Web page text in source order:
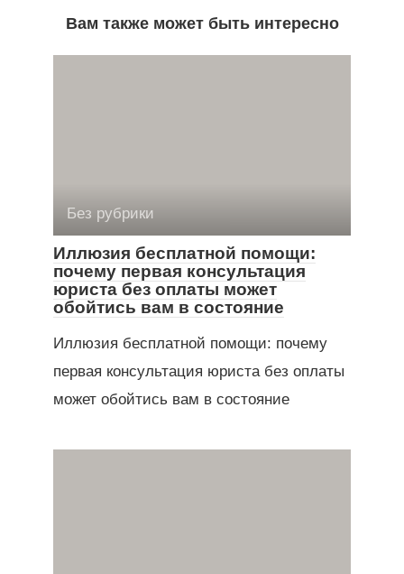
Вам также может быть интересно
Без рубрики
Иллюзия бесплатной помощи:
почему первая консультация
юриста без оплаты может
обойтись вам в состояние
Иллюзия бесплатной помощи: почему
первая консультация юриста без оплаты
может обойтись вам в состояние